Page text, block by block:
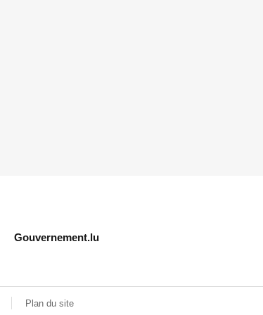
Gouvernement.lu
Plan du site